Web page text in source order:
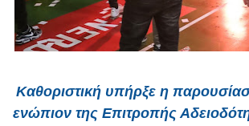
Καθοριστική υπήρξε η
ενώπιον της Επιτροπής